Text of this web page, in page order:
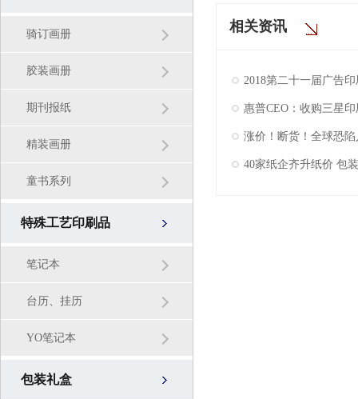
骑订画册
胶装画册
期刊报纸
精装画册
童书系列
特殊工艺印刷品
笔记本
台历、挂历
YO笔记本
包装礼盒
相关资讯
2018第二十一届广告
涨价！断货！全球恐
40家纸企齐升纸价 包